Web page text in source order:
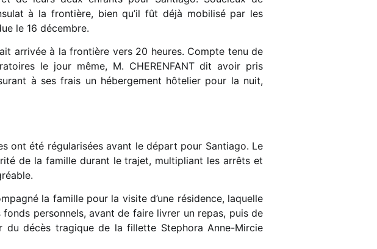
à la frontière, bien qu’il fût déjà mobilisé par les
le 16 décembre.
arrivée à la frontière vers 20 heures. Compte tenu de
le jour même, M. CHERENFANT dit avoir pris
à ses frais un hébergement hôtelier pour la nuit,
ont été régularisées avant le départ pour Santiago. Le
de la famille durant le trajet, multipliant les arrêts et
la famille pour la visite d’une résidence, laquelle
personnels, avant de faire livrer un repas, puis de
décès tragique de la fillette Stephora Anne-Mircie